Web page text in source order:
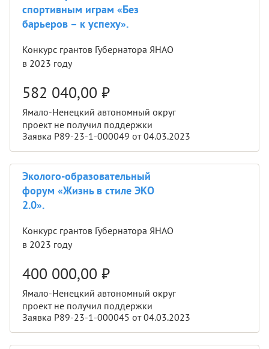
спортивным играм «Без
барьеров – к успеху».
Конкурс грантов Губернатора ЯНАО
в 2023 году
582 040,00 ₽
Ямало-Ненецкий автономный округ
проект не получил поддержки
Заявка Р89-23-1-000049 от 04.03.2023
Эколого-образовательный
форум «Жизнь в стиле ЭКО
2.0».
Конкурс грантов Губернатора ЯНАО
в 2023 году
400 000,00 ₽
Ямало-Ненецкий автономный округ
проект не получил поддержки
Заявка Р89-23-1-000045 от 04.03.2023